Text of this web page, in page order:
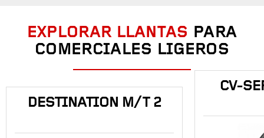
EXPLORAR LLANTAS PARA
COMERCIALES LIGEROS
DESTINATION M/T 2
CV-